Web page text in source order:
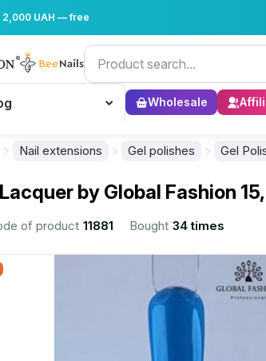
2,000 UAH — free
Wholesale
Nail extensions Gel polishes Gel
by Global Fashion
of product 11881 Bought 34 times